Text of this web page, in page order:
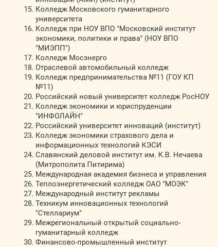
Колледж Московского гуманитарного
университета
Колледж при НОУ ВПО "Московский институт
экономики, политики и права" (НОУ ВПО
"МИЭПП")
Колледж Мосэнерго
Отраслевой автомобильный колледж
Колледж предпринимательства №11 (ГОУ КП
№11)
Российский новый университет колледж РосНОУ
Колледж экономики и юриспруденции
"ИНФОЛАЙН"
Российский университет инноваций (институт)
Колледж экономики страхового дела и
информационных технологий КЭСИ
Славянский деловой институт им. К.В. Нечаева
(Митрополита Питирима)
Международная академия бизнеса и управления
Теплоэнергетический колледж ОАО "МОЭК"
Международный институт рекламы
Техникум инновационных технологий
"Стеллариум"
Межрегиональный открытый социально-
гуманитарный колледж
Финансово-промышленный институт